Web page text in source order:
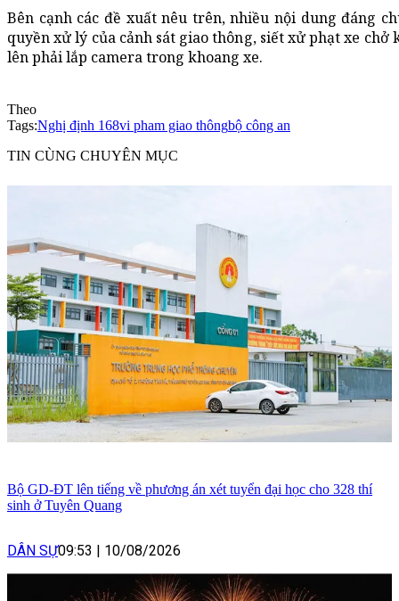
Bên cạnh các đề xuất nêu trên, nhiều nội dung đáng
quyền xử lý của cảnh sát giao thông, siết xử phạt xe
lên phải lắp camera trong khoang xe.
Theo
Tags:Nghị định 168vi pham giao thôngbộ công an
TIN CÙNG CHUYÊN MỤC
Bộ GD-ĐT lên tiếng về phương án xét tuyển đại học cho 328 thí
sinh ở Tuyên Quang
DÂN SỰ09:53 10/08/2026